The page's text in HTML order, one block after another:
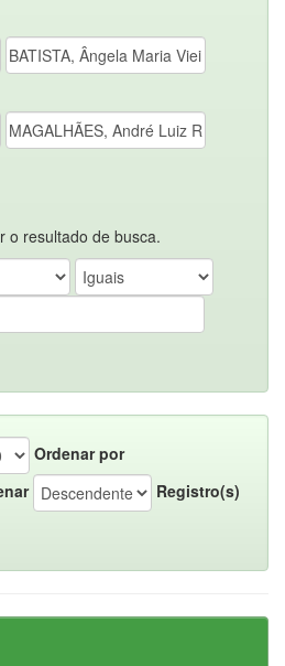
o resultado de busca.
Ordenar por
Registro(s)